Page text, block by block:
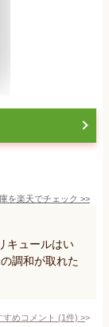
を楽天でチェック >>
キュールはい
調和が取れた
めコメント (1件) >